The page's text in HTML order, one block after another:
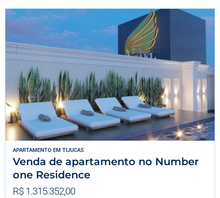
APARTAMENTO EM TIJUCAS
Venda de apartamento no Number
one Residence
R$ 1.315.352,00